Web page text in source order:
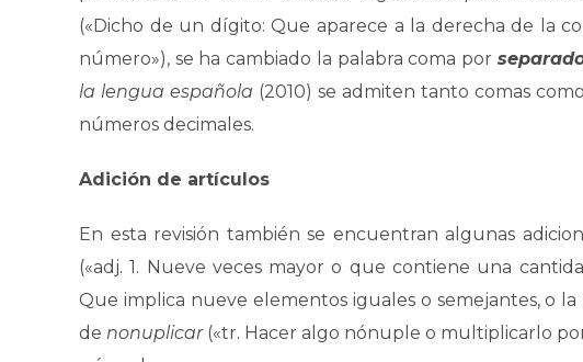
(«Dicho de un dígito: Que aparece a la derecha de la
número»), se ha cambiado la palabra coma por
la lengua española (2010) se admiten tanto comas
números decimales.
Adición de artículos
En esta revisión también se encuentran algunas
(«adj. 1. Nueve veces mayor o que contiene una
Que implica nueve elementos iguales o semejantes, o
de nonuplicar («tr. Hacer algo nónuple o multiplicarlo